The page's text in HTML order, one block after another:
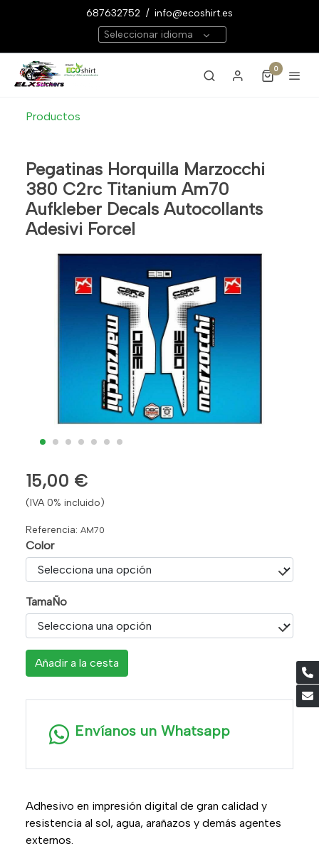
687632752 / info@ecoshirt.es
Seleccionar idioma
0
Productos
Pegatinas Horquilla Marzocchi
380 C2rc Titanium Am70
Aufkleber Decals Autocollants
Adesivi Forcel
15,00 €
(IVA 0% incluido)
Referencia: AM70
Color
TamaÑo
Añadir a la cesta
Envíanos un Whatsapp
Adhesivo en impresión digital de gran calidad y
resistencia al sol, agua, arañazos y demás agentes
externos.